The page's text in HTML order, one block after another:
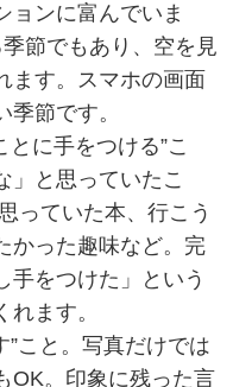
ョンに富んでいま
節でもあり、空を見
ます。スマホの画面
節です。
に手をつける”こ
」と思っていたこ
っていた本、行こう
かった趣味など。完
手をつけた」という
ます。
”こと。写真だけでは
OK。印象に残った言